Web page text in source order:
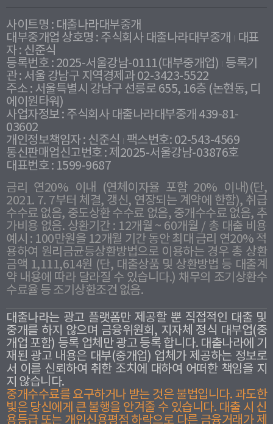
사이트명 : 대출나라대부중개
대부중개업 상호명 : 주식회사 대출나라대부중개
대표
자 : 신준식
등록번호 : 2025-서울강남-0111(대부중개업) 등록기
관 : 서울 강남구 지역경제과 02-3423-5522
주소 : 서울특별시 강남구 선릉로 655, 16층 (논현동, 디
에이원타워)
사업자정보 : 주식회사 대출나라대부중개 439-81-
03602
개인정보책임자 : 신준식
팩스번호: 02-543-4569
통신판매업신고번호 : 제2025-서울강남-03876호
대표번호 : 1599-9687
금리 연20% 이내 (연체이자율 포함 20% 이내)(단,
2021. 7. 7부터 체결, 갱신, 연장되는 계약에 한함), 취급
수수료 없음, 중도상환 수수료 없음, 중개수수료 없음, 추
가비용 없음. 상환기간 : 12개월 ~ 60개월 / 총 대출 비용
예시 : 100만원을 12개월 기간 동안 최대 금리 연20% 적
용하여 원리금균등상환방법으로 이용하는 경우 총 상환
금액 1,111,614원 (단, 대출상품 및 상환방법 등 대출계
약 내용에 따라 달라질 수 있습니다.) 채무의 조기상환수
수료율 등 조기상환조건 없음.
대출나라는 광고 플랫폼만 제공할 뿐 직접적인 대출 및
중개를 하지 않으며 금융위원회, 지자체 정식 대부업(중
개업 포함) 등록 업체만 광고 등록 합니다. 대출나라에 기
재된 광고 내용은 대부(중개업) 업체가 제공하는 정보로
서 이를 신뢰하여 취한 조치에 대하여 어떠한 책임을 지
지 않습니다.
중개수수료를 요구하거나 받는 것은 불법입니다. 과도한
빛은 당신에게 큰 불행을 안겨줄 수 있습니다. 대출 시 신
용등급 또는 개인신용평점 하락으로 다른 금융거래가 제